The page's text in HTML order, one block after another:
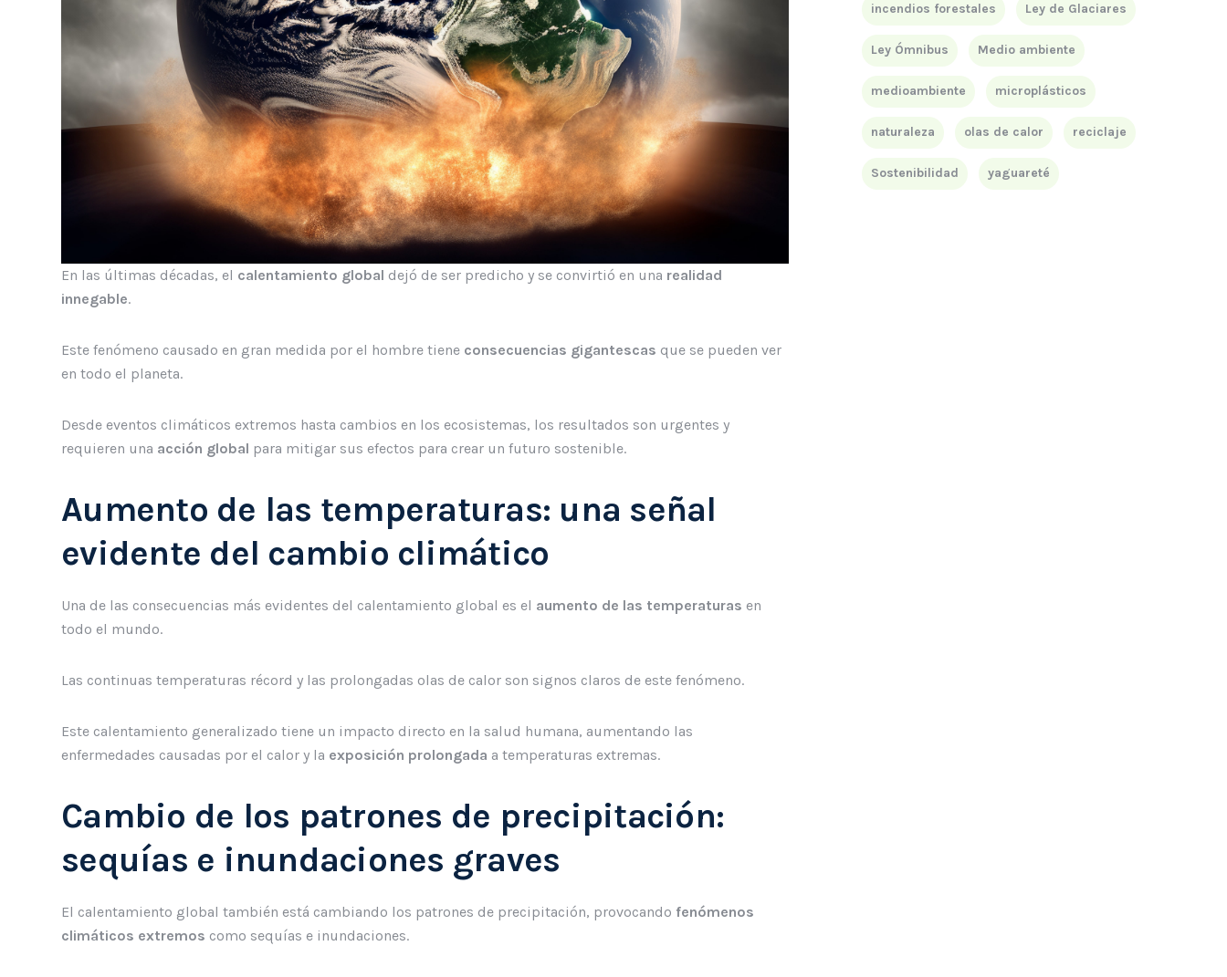
En las últimas décadas, el calentamiento global dejó de ser predicho y se convirtió en una realidad
innegable.
Este fenómeno causado en gran medida por el hombre tiene consecuencias gigantescas que se pueden ver
en todo el planeta.
Desde eventos climáticos extremos hasta cambios en los ecosistemas, los resultados son urgentes y
requieren una acción global para mitigar sus efectos para crear un futuro sostenible.
Aumento de las temperaturas: una señal
evidente del cambio climático
Una de las consecuencias más evidentes del calentamiento global es el aumento de las temperaturas en
todo el mundo.
Las continuas temperaturas récord y las prolongadas olas de calor son signos claros de este fenómeno.
Este calentamiento generalizado tiene un impacto directo en la salud humana, aumentando las
enfermedades causadas por el calor y la exposición prolongada a temperaturas extremas.
Cambio de los patrones de precipitación:
sequías e inundaciones graves
El calentamiento global también está cambiando los patrones de precipitación, provocando fenómenos
climáticos extremos como sequías e inundaciones.
incendios forestales Ley de Glaciares
Ley Ómnibus Medio ambiente
medioambiente microplásticos
naturaleza olas de calor reciclaje
Sostenibilidad yaguareté